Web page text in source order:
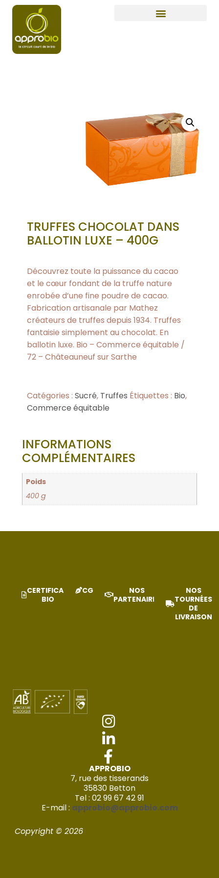
TRUFFES CHOCOLAT DANS
BALLOTIN LUXE – 400G
Découvrez toute la puissance du cacao
et le cœur fondant de la truffe nature
enrobée d’une fine poudre de cacao.
Fabrication artisanale par Mathez
créateurs de truffes depuis 1934. Truffes
fantaisie simplement au chocolat. En
ballotin luxe. Bio – Commerce équitable /
72 – Châteauneuf sur Sarthe
Catégories : Sucré, Truffes Étiquettes : Bio,
Commerce équitable
INFORMATIONS
COMPLÉMENTAIRES
Poids
400 g
CERTIFICAT
BIO
CGV
NOS
PARTENAIRES
NOS
TOURNÉES
DE
LIVRAISON
APPROBIO
7, rue des tisserands
35830 Betton
Tel : 02 99 67 42 91
E-mail : approbio@approbio.com
Copyright © 2026